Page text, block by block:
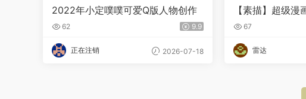
2022年小定噗噗可爱Q版人物创作
62 9.9
正在注销 2026-07-18
【素描】超级
本PDF版套装电
67
雷达